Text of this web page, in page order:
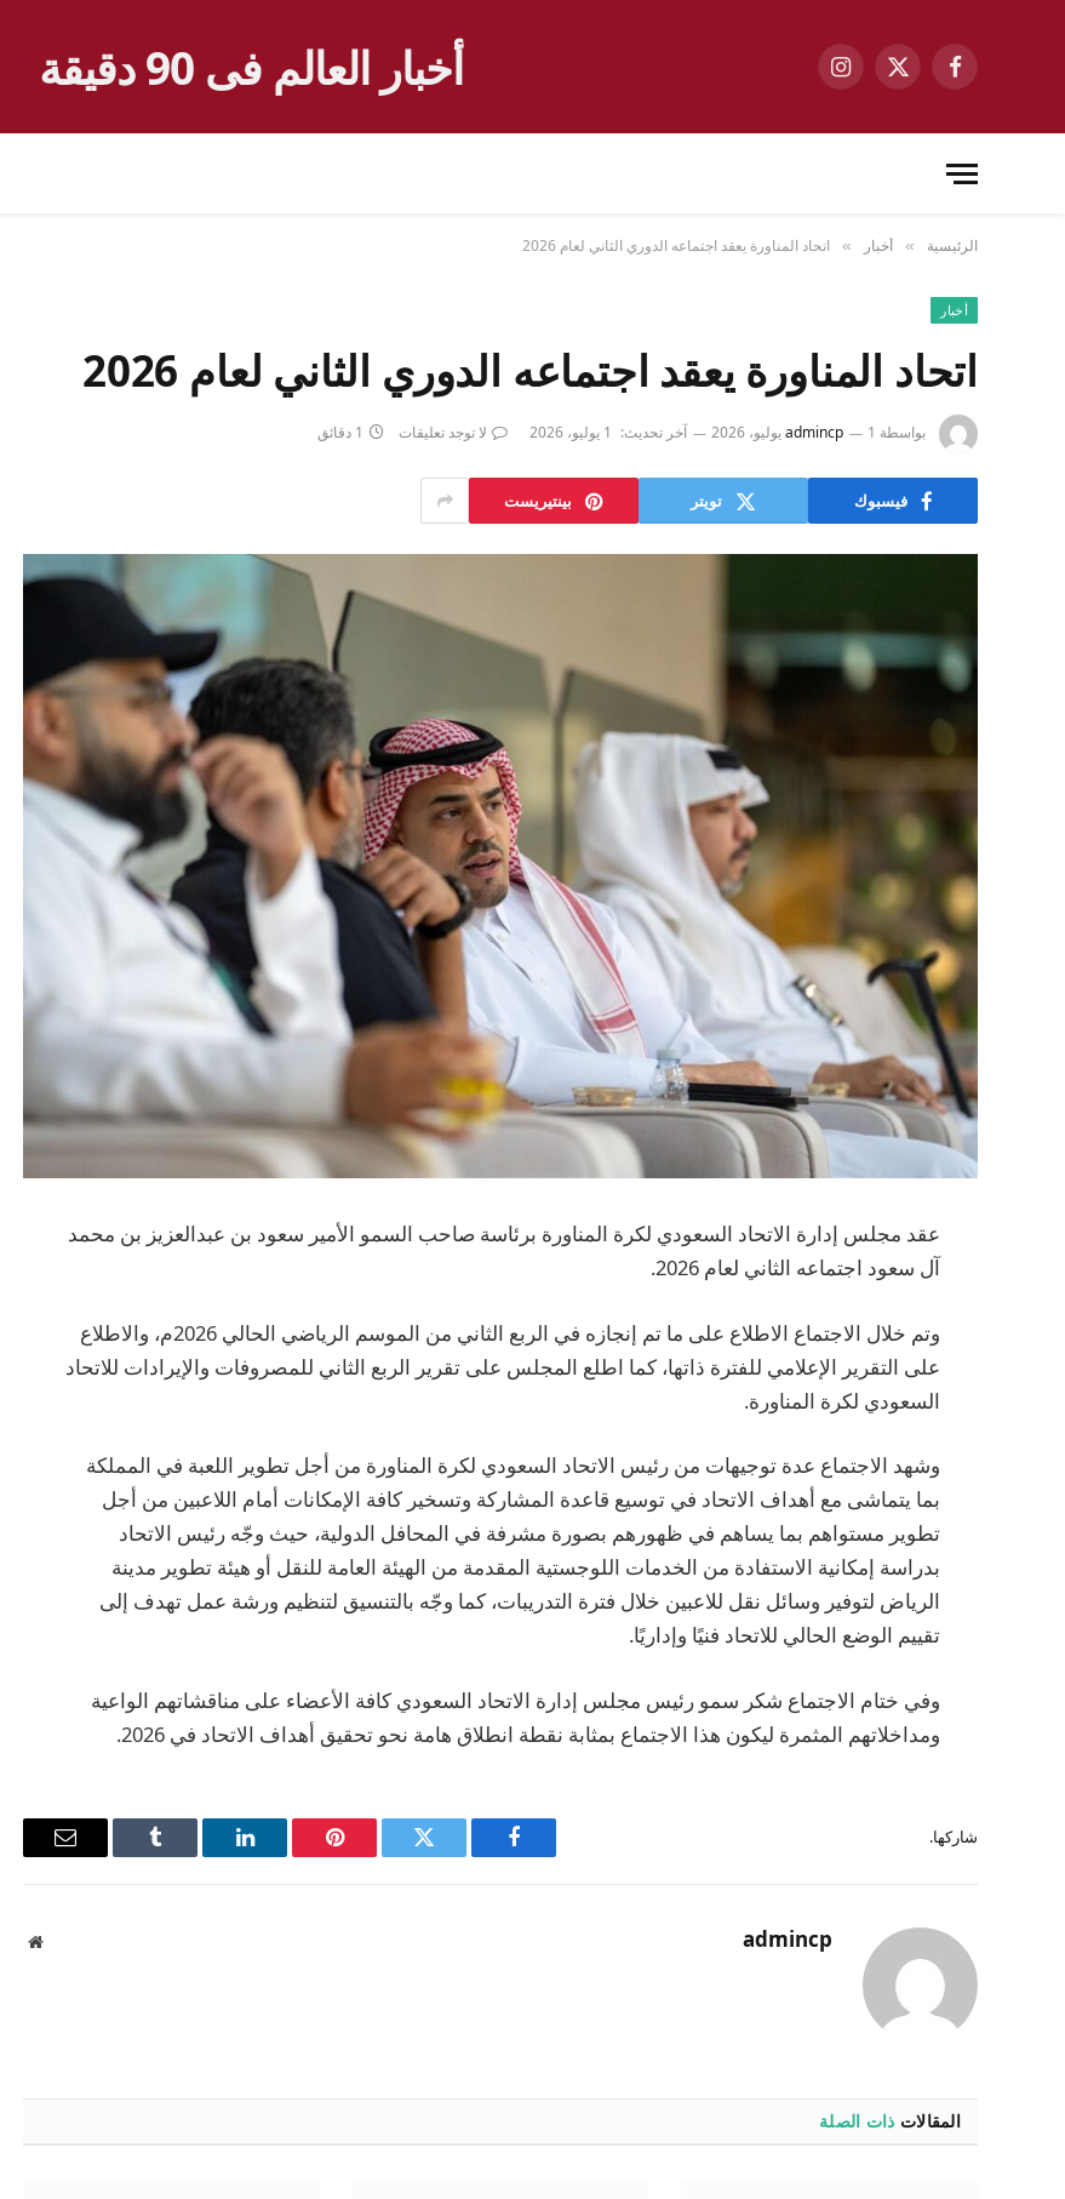
فيسبوكX
الانستغرام أخبار العالم فى 90 دقيقة
الرئيسية » أخبار » اتحاد المناورة يعقد اجتماعه الدوري الثاني لعام 2026
أخبار
اتحاد المناورة يعقد اجتماعه الدوري الثاني لعام 2026
بواسطة admincp 1 يوليو، 2026 آخر تحديث: 1 يوليو، 2026 لا توجد تعليقات 1 دقائق
فيسبوك تويتر بينتيريست
عقد مجلس إدارة الاتحاد السعودي لكرة المناورة برئاسة صاحب السمو الأمير سعود بن عبدالعزيز بن محمد
آل سعود اجتماعه الثاني لعام 2026.
وتم خلال الاجتماع الاطلاع على ما تم إنجازه في الربع الثاني من الموسم الرياضي الحالي 2026م، والاطلاع
على التقرير الإعلامي للفترة ذاتها، كما اطلع المجلس على تقرير الربع الثاني للمصروفات والإيرادات للاتحاد
السعودي لكرة المناورة.
وشهد الاجتماع عدة توجيهات من رئيس الاتحاد السعودي لكرة المناورة من أجل تطوير اللعبة في المملكة
بما يتماشى مع أهداف الاتحاد في توسيع قاعدة المشاركة وتسخير كافة الإمكانات أمام اللاعبين من أجل
تطوير مستواهم بما يساهم في ظهورهم بصورة مشرفة في المحافل الدولية، حيث وجّه رئيس الاتحاد
بدراسة إمكانية الاستفادة من الخدمات اللوجستية المقدمة من الهيئة العامة للنقل أو هيئة تطوير مدينة
الرياض لتوفير وسائل نقل للاعبين خلال فترة التدريبات، كما وجّه بالتنسيق لتنظيم ورشة عمل تهدف إلى
تقييم الوضع الحالي للاتحاد فنيًا وإداريًا.
وفي ختام الاجتماع شكر سمو رئيس مجلس إدارة الاتحاد السعودي كافة الأعضاء على مناقشاتهم الواعية
ومداخلاتهم المثمرة ليكون هذا الاجتماع بمثابة نقطة انطلاق هامة نحو تحقيق أهداف الاتحاد في 2026.
شاركها.
فيسبوك
تويتر بينتيريستلينكدإن Tumblr
البريد
admincp
موقع
المقالات ذات الصلة